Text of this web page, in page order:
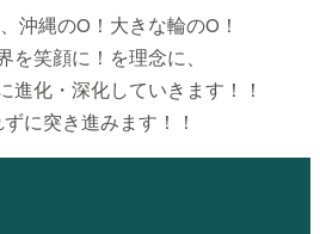
沖縄のO！大きな輪のO！
を笑顔に！を理念に、
進化・深化していきます！！
に突き進みます！！